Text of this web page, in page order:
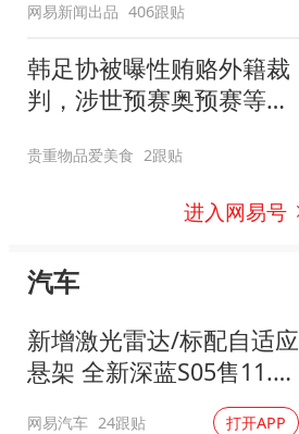
不会吃那么多苦
网易新闻出品 406跟贴
韩足协被曝性贿赂外籍裁
判，涉世预赛奥预赛等，
韩国奥运铜牌会被剥夺
贵重物品爱美食 2跟贴
进入网易号
汽车
新增激光雷达/标配自适应
悬架 全新深蓝S05售11.59
网易汽车 24跟贴 打开APP